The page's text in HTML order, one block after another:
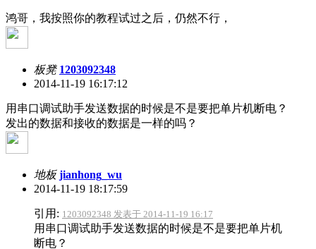
鸿哥，我按照你的教程试过之后，仍然不行，
板凳 1203092348
2014-11-19 16:17:12
用串口调试助手发送数据的时候是不是要把单片机断电？
发出的数据和接收的数据是一样的吗？
地板 jianhong_wu
2014-11-19 18:17:59
引用: 1203092348 发表于 2014-11-19 16:17
用串口调试助手发送数据的时候是不是要把单片机
断电？